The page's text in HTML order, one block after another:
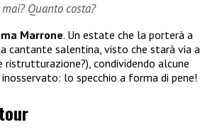
Quanto costa?
Marrone. Un estate che la porterà a
salentina, visto che starà via a
condividendo alcune
lo specchio a forma di pene!